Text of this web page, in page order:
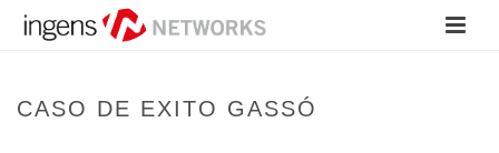
CASO DE EXITO GASSÓ